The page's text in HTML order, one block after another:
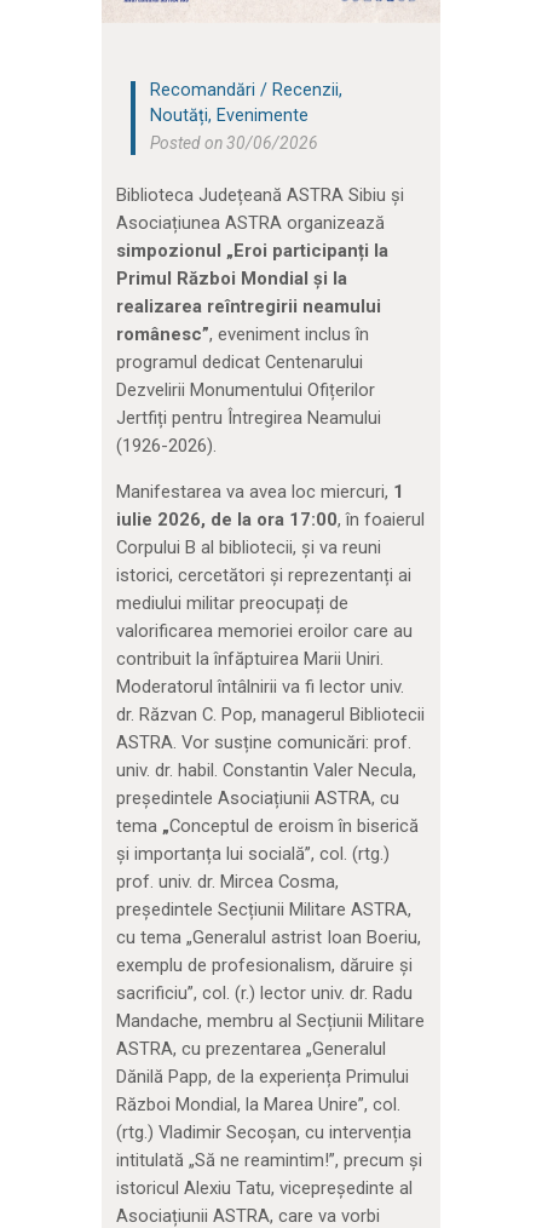
Recomandări / Recenzii,
Noutăți, Evenimente
Posted on 30/06/2026
Biblioteca Județeană ASTRA Sibiu și
Asociațiunea ASTRA organizează
simpozionul „Eroi participanți la
Primul Război Mondial și la
realizarea reîntregirii neamului
românesc”, eveniment inclus în
programul dedicat Centenarului
Dezvelirii Monumentului Ofițerilor
Jertfiți pentru Întregirea Neamului
(1926-2026).
Manifestarea va avea loc miercuri, 1
iulie 2026, de la ora 17:00, în foaierul
Corpului B al bibliotecii, și va reuni
istorici, cercetători și reprezentanți ai
mediului militar preocupați de
valorificarea memoriei eroilor care au
contribuit la înfăptuirea Marii Uniri.
Moderatorul întâlnirii va fi lector univ.
dr. Răzvan C. Pop, managerul Bibliotecii
ASTRA. Vor susține comunicări: prof.
univ. dr. habil. Constantin Valer Necula,
președintele Asociațiunii ASTRA, cu
tema„Conceptul de eroism în biserică
și importanța lui socială”, col. (rtg.)
prof. univ. dr. Mircea Cosma,
președintele Secțiunii Militare ASTRA,
cu tema „Generalul astrist Ioan Boeriu,
exemplu de profesionalism, dăruire și
sacrificiu”, col. (r.) lector univ. dr. Radu
Mandache, membru al Secțiunii Militare
ASTRA, cu prezentarea „Generalul
Dănilă Papp, de la experiența Primului
Război Mondial, la Marea Unire”, col.
(rtg.) Vladimir Secoșan, cu intervenția
intitulată „Să ne reamintim!”, precum și
istoricul Alexiu Tatu, vicepreședinte al
Asociațiunii ASTRA, care va vorbi